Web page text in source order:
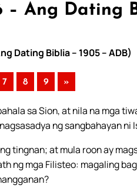
– Ang Dating
Dating Biblia – 1905 – ADB)
7 8 9 »
sa Sion, at nila na mga
ng sangbahayan ni
tingnan; at mula roon ay
ng mga Filisteo: magaling